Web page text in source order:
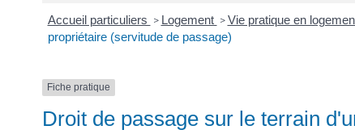
Accueil particuliers > Logement > Vie pratique en
propriétaire (servitude de passage)
Fiche pratique
Droit de passage sur le terrain